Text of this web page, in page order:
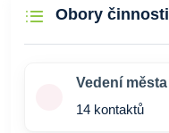
Obory činnosti
Vedení města
14 kontaktů